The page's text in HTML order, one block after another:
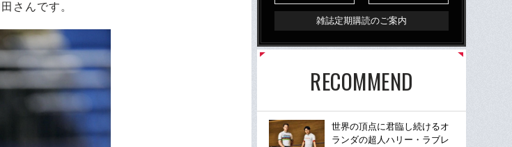
さんです。
雑誌定期購読のご案内
RECOMMEND
世界の頂点に君臨し続けるオ
ランダの超人ハリー・ラブレ